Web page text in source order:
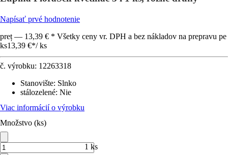
Napísať prvé hodnotenie
preț — 13,39 € * Všetky ceny vr. DPH a bez nákladov na prepravu pe
ks13,39 €*/ ks
č. výrobku: 12263318
Stanovište: Slnko
stálozelené: Nie
Viac informácií o výrobku
Množstvo (ks)
1 ks